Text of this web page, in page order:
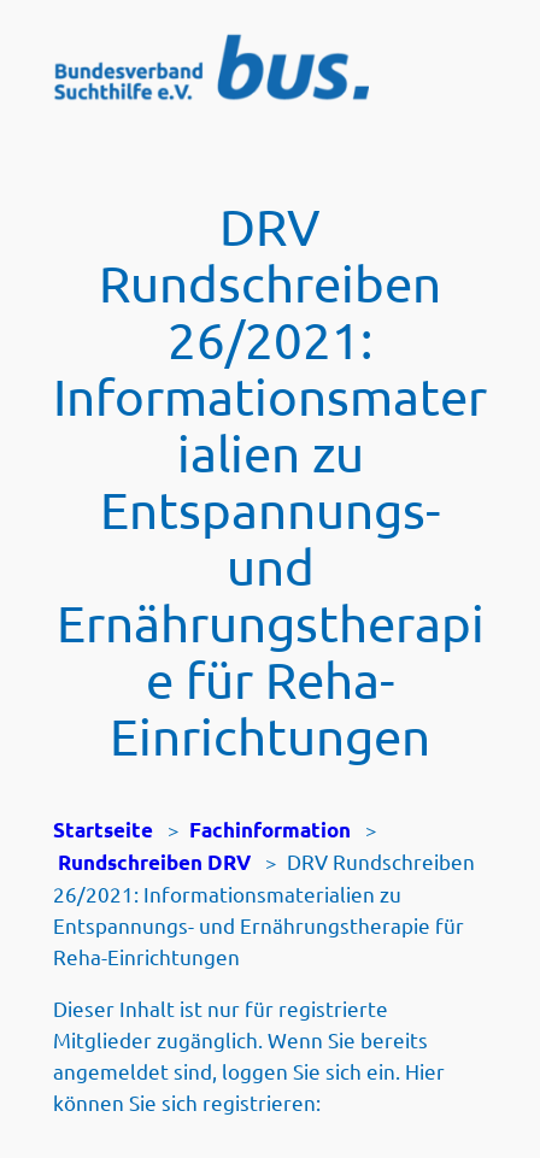
springen
DRV
Rundschreiben
26/2021:
Informationsmater
ialien zu
Entspannungs-
und
Ernährungstherapi
e für Reha-
Einrichtungen
Startseite> Fachinformation >
Rundschreiben DRV> DRV Rundschreiben
26/2021: Informationsmaterialien zu
Entspannungs- und Ernährungstherapie für
Reha-Einrichtungen
Dieser Inhalt ist nur für registrierte
Mitglieder zugänglich. Wenn Sie bereits
angemeldet sind, loggen Sie sich ein. Hier
können Sie sich registrieren: